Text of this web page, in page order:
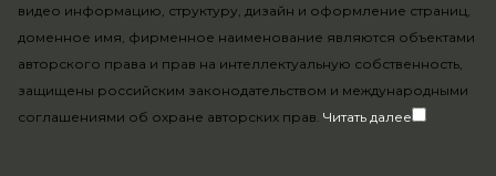
видео информацию, структуру, дизайн и оформление страниц,
доменное имя, фирменное наименование являются объектами
авторского права и прав на интеллектуальную собственность,
защищены российским законодательством и международными
соглашениями об охране авторских прав. Читать далее